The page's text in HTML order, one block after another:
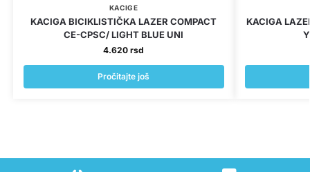
KACIGE
KACIGA BICIKLISTIČKA LAZER COMPACT
CE-CPSC/ LIGHT BLUE UNI
4.620rsd
Pročitajte još
KACIGA